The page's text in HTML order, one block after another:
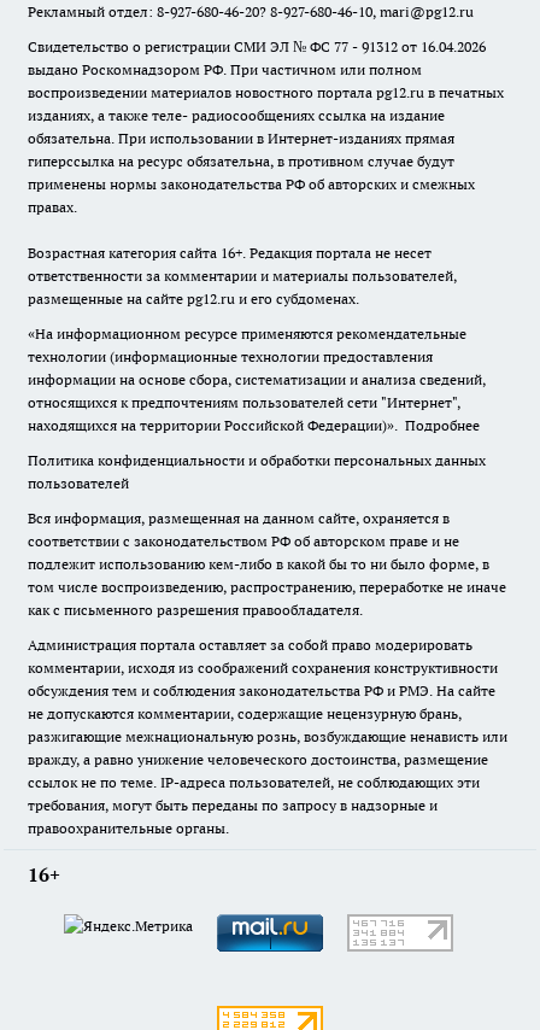
Рекламный отдел: 8-927-680-46-20? 8-927-680-46-10, mari@pg12.ru
Свидетельство о регистрации СМИ ЭЛ № ФС 77 - 91312 от 16.04.2026
выдано Роскомнадзором РФ. При частичном или полном
воспроизведении материалов новостного портала pg12.ru в печатных
изданиях, а также теле- радиосообщениях ссылка на издание
обязательна. При использовании в Интернет-изданиях прямая
гиперссылка на ресурс обязательна, в противном случае будут
применены нормы законодательства РФ об авторских и смежных
правах.
Возрастная категория сайта 16+. Редакция портала не несет
ответственности за комментарии и материалы пользователей,
размещенные на сайте pg12.ru и его субдоменах.
«На информационном ресурсе применяются рекомендательные
технологии (информационные технологии предоставления
информации на основе сбора, систематизации и анализа сведений,
относящихся к предпочтениям пользователей сети "Интернет",
находящихся на территории Российской Федерации)». Подробнее
Политика конфиденциальности и обработки персональных данных
пользователей
Вся информация, размещенная на данном сайте, охраняется в
соответствии с законодательством РФ об авторском праве и не
подлежит использованию кем-либо в какой бы то ни было форме, в
том числе воспроизведению, распространению, переработке не иначе
как с письменного разрешения правообладателя.
Администрация портала оставляет за собой право модерировать
комментарии, исходя из соображений сохранения конструктивности
обсуждения тем и соблюдения законодательства РФ и РМЭ. На сайте
не допускаются комментарии, содержащие нецензурную брань,
разжигающие межнациональную рознь, возбуждающие ненависть или
вражду, а равно унижение человеческого достоинства, размещение
ссылок не по теме. IP-адреса пользователей, не соблюдающих эти
требования, могут быть переданы по запросу в надзорные и
правоохранительные органы.
16+